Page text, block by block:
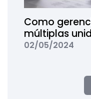
Como
múltiplas
02/05/2024